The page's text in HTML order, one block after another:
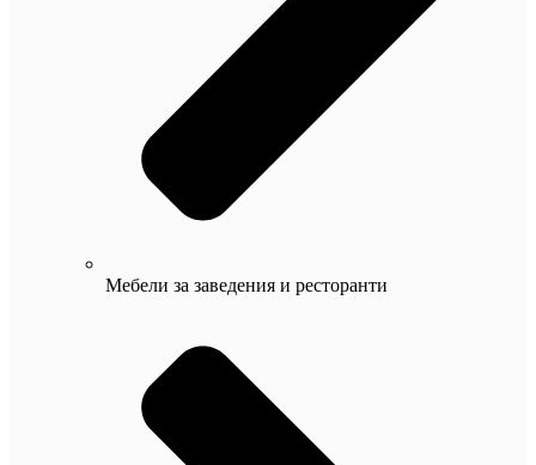
Мебели за заведения и ресторанти